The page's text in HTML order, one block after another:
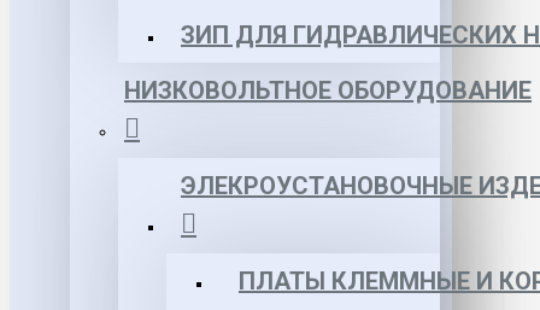
ЗИП ДЛЯ ГИДРАВЛИЧЕСКИХ
НИЗКОВОЛЬТНОЕ ОБОРУДОВАНИЕ
ЭЛЕКРОУСТАНОВОЧНЫЕ
ПЛАТЫ КЛЕММНЫЕ И